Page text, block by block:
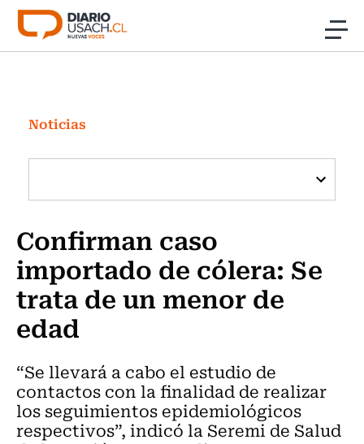
Click acá para ir directamente al contenido
Investigación
Cultura
Programas Radio y TV Usach
Noticias
Confirman caso
importado de cólera: Se
trata de un menor de
edad
“Se llevará a cabo el estudio de
contactos con la finalidad de realizar
los seguimientos epidemiológicos
respectivos”, indicó la Seremi de Salud